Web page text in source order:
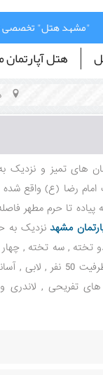
"مشهد هتل" تخصصی
هتل
های تمیز و نزدیک
رضا (ع) واقع
در خیابان امام رضا 3 قرار گرفته است و حدود 5 دقیقه پیاده تا
مشهدنزدیک به
تخته , سه تخته ,
و آپارتمان دو خوابه پنج تخته می باشد و با امکاناتی نظیر رستوران
, اینترنت , گشت های تفریحی ,